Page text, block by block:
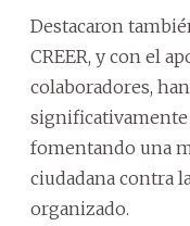
Destacaron
CREER, y con el
colaboradores,
significativamente
fomentando una
ciudadana contra
organizado.